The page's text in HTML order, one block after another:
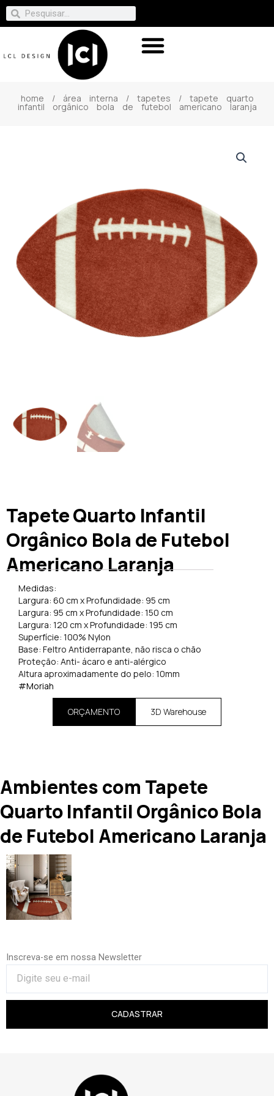
home / área interna / tapetes / tapete quarto
infantil orgânico bola de futebol americano laranja
Tapete Quarto Infantil
Orgânico Bola de Futebol
Americano Laranja
Medidas:
Largura: 60 cm x Profundidade: 95 cm
Largura: 95 cm x Profundidade: 150 cm
Largura: 120 cm x Profundidade: 195 cm
Superfície: 100% Nylon
Base: Feltro Antiderrapante, não risca o chão
Proteção: Anti- ácaro e anti-alérgico
Altura aproximadamente do pelo: 10mm
#Moriah
ORÇAMENTO 3D Warehouse
Ambientes com Tapete
Quarto Infantil Orgânico Bola
de Futebol Americano Laranja
Inscreva-se em nossa Newsletter
CADASTRAR